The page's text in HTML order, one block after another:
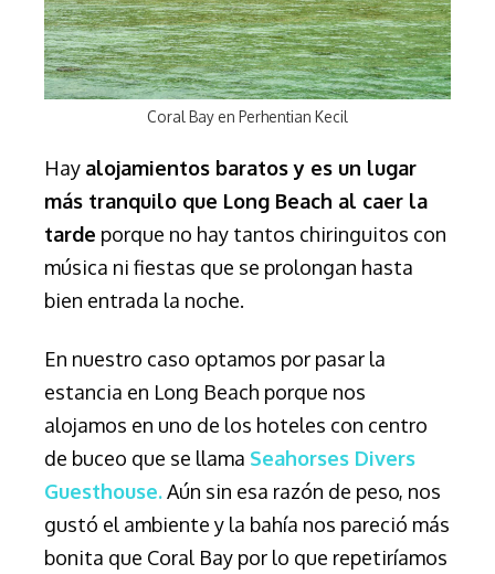
Coral Bay en Perhentian Kecil
Hay alojamientos baratos y es un lugar
más tranquilo que Long Beach al caer la
tarde porque no hay tantos chiringuitos con
música ni fiestas que se prolongan hasta
bien entrada la noche.
En nuestro caso optamos por pasar la
estancia en Long Beach porque nos
alojamos en uno de los hoteles con centro
de buceo que se llama Seahorses Divers
Guesthouse.Aún sin esa razón de peso, nos
gustó el ambiente y la bahía nos pareció más
bonita que Coral Bay por lo que repetiríamos